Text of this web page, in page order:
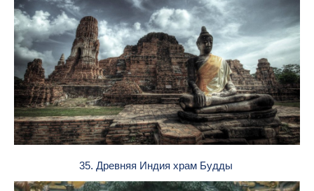
35. Древняя Индия храм Будды